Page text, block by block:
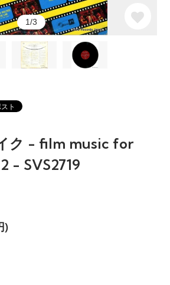
1/3
ク - film music for
- SVS2719
)